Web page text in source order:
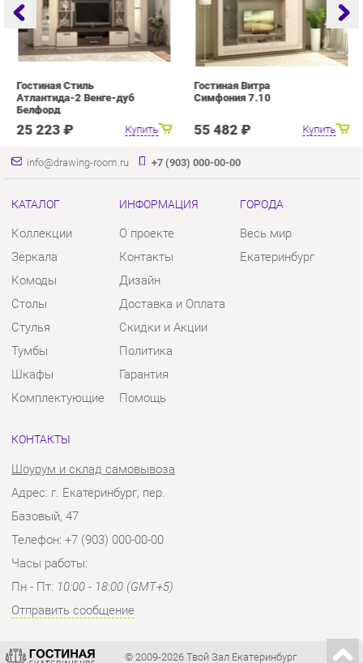
info@drawing-room.ru +7 (903) 000-00-00
КАТАЛОГ
Зеркала
Стулья
Шкафы
Комплектующие
ИНФОРМАЦИЯ
Контакты
Скидки и Акции
Гарантия
Помощь
ГОРОДА
Екатеринбург
КОНТАКТЫ
Шоурум и склад самовывоза
Адрес: г. Екатеринбург, пер.
Базовый, 47
Телефон: +7 (903) 000-00-00
Часы работы:
Отправить сообщение